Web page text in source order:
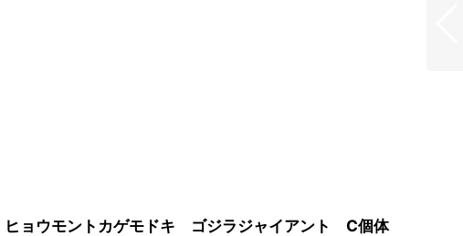
ヒョウモントカゲモドキ ゴジラジャイアント C個体